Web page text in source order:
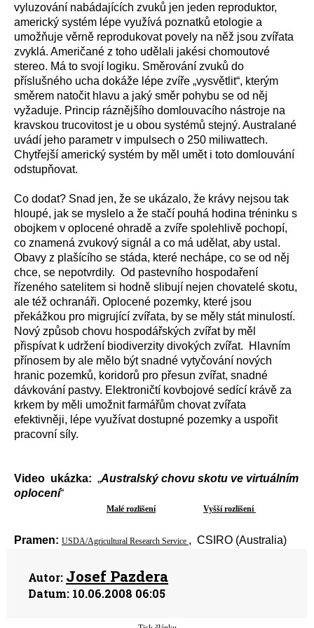
vyluzování nabádajících zvuků jen jeden reproduktor,
americký systém lépe využívá poznatků etologie a
umožňuje věrně reprodukovat povely na něž jsou zvířata
zvyklá. Američané z toho udělali jakési chomoutové
stereo. Má to svojí logiku. Směrování zvuků do
příslušného ucha dokáže lépe zvíře „vysvětlit“, kterým
směrem natočit hlavu a jaký směr pohybu se od něj
vyžaduje. Princip ráznějšího domlouvacího nástroje na
kravskou trucovitost je u obou systémů stejný. Australané
uvádí jeho parametr v impulsech o 250 miliwattech.
Chytřejší americký systém by měl umět i toto domlouvání
odstupňovat.
Co dodat? Snad jen, že se ukázalo, že krávy nejsou tak
hloupé, jak se myslelo a že stačí pouhá hodina tréninku s
obojkem v oplocené ohradě a zvíře spolehlivě pochopí,
co znamená zvukový signál a co má udělat, aby ustal.
Obavy z plašícího se stáda, které nechápe, co se od něj
chce, se nepotvrdily. Od pastevního hospodaření
řízeného satelitem si hodně slibují nejen chovatelé skotu,
ale též ochranáři. Oplocené pozemky, které jsou
překážkou pro migrující zvířata, by se měly stát minulostí.
Nový způsob chovu hospodářských zvířat by měl
přispívat k udržení biodiverzity divokých zvířat. Hlavním
přínosem by ale mělo být snadné vytyčování nových
hranic pozemků, koridorů pro přesun zvířat, snadné
dávkování pastvy. Elektroničtí kovbojové sedící krávě za
krkem by měli umožnit farmářům chovat zvířata
efektivněji, lépe využívat dostupné pozemky a uspořit
pracovní síly.
Video ukázka: „Australský chovu skotu ve virtuálním
oplocení“
Malé rozlišení Vyšší rozlišení
Pramen: USDA/Agricultural Research Service , CSIRO (Australia)
Autor: Josef Pazdera
Datum: 10.06.2008 06:05